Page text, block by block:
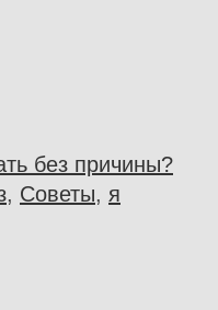
без причины?
, Советы, я